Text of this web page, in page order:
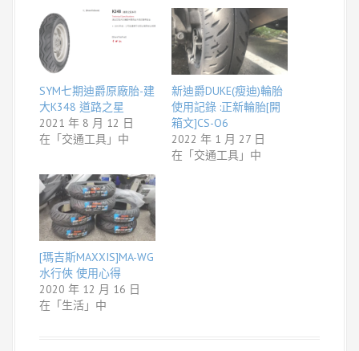
SYM七期迪爵原廠胎-建
大K348 道路之星
2021 年 8 月 12 日
在「交通工具」中
新迪爵DUKE(瘦迪)輪胎
使用記錄 :正新輪胎[開
箱文]CS-O6
2022 年 1 月 27 日
在「交通工具」中
[瑪吉斯MAXXIS]MA-WG
水行俠 使用心得
2020 年 12 月 16 日
在「生活」中